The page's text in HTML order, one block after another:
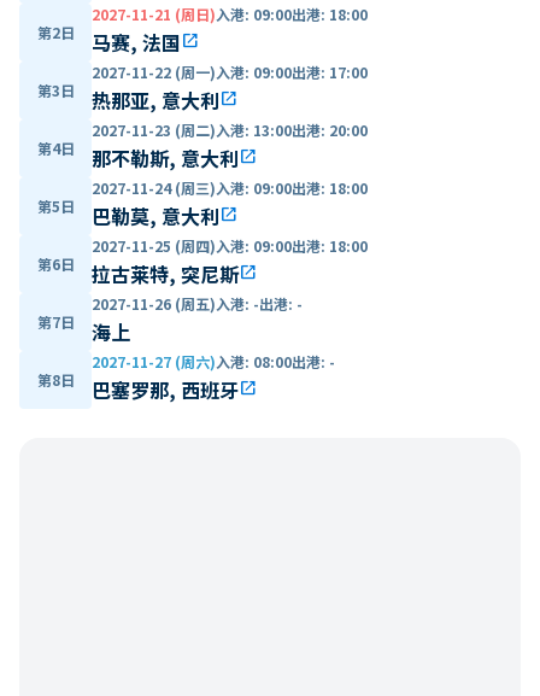
第2日
2027-11-21 (周日)入港: 09:00出港: 18:00
马赛, 法国open_in_new
第3日
2027-11-22 (周一)入港: 09:00出港: 17:00
热那亚, 意大利open_in_new
第4日
2027-11-23 (周二)入港: 13:00出港: 20:00
那不勒斯, 意大利open_in_new
第5日
2027-11-24 (周三)入港: 09:00出港: 18:00
巴勒莫, 意大利open_in_new
第6日
2027-11-25 (周四)入港: 09:00出港: 18:00
拉古莱特, 突尼斯open_in_new
第7日
2027-11-26 (周五)入港: -出港: -
海上
第8日
2027-11-27 (周六)入港: 08:00出港: -
巴塞罗那, 西班牙open_in_new